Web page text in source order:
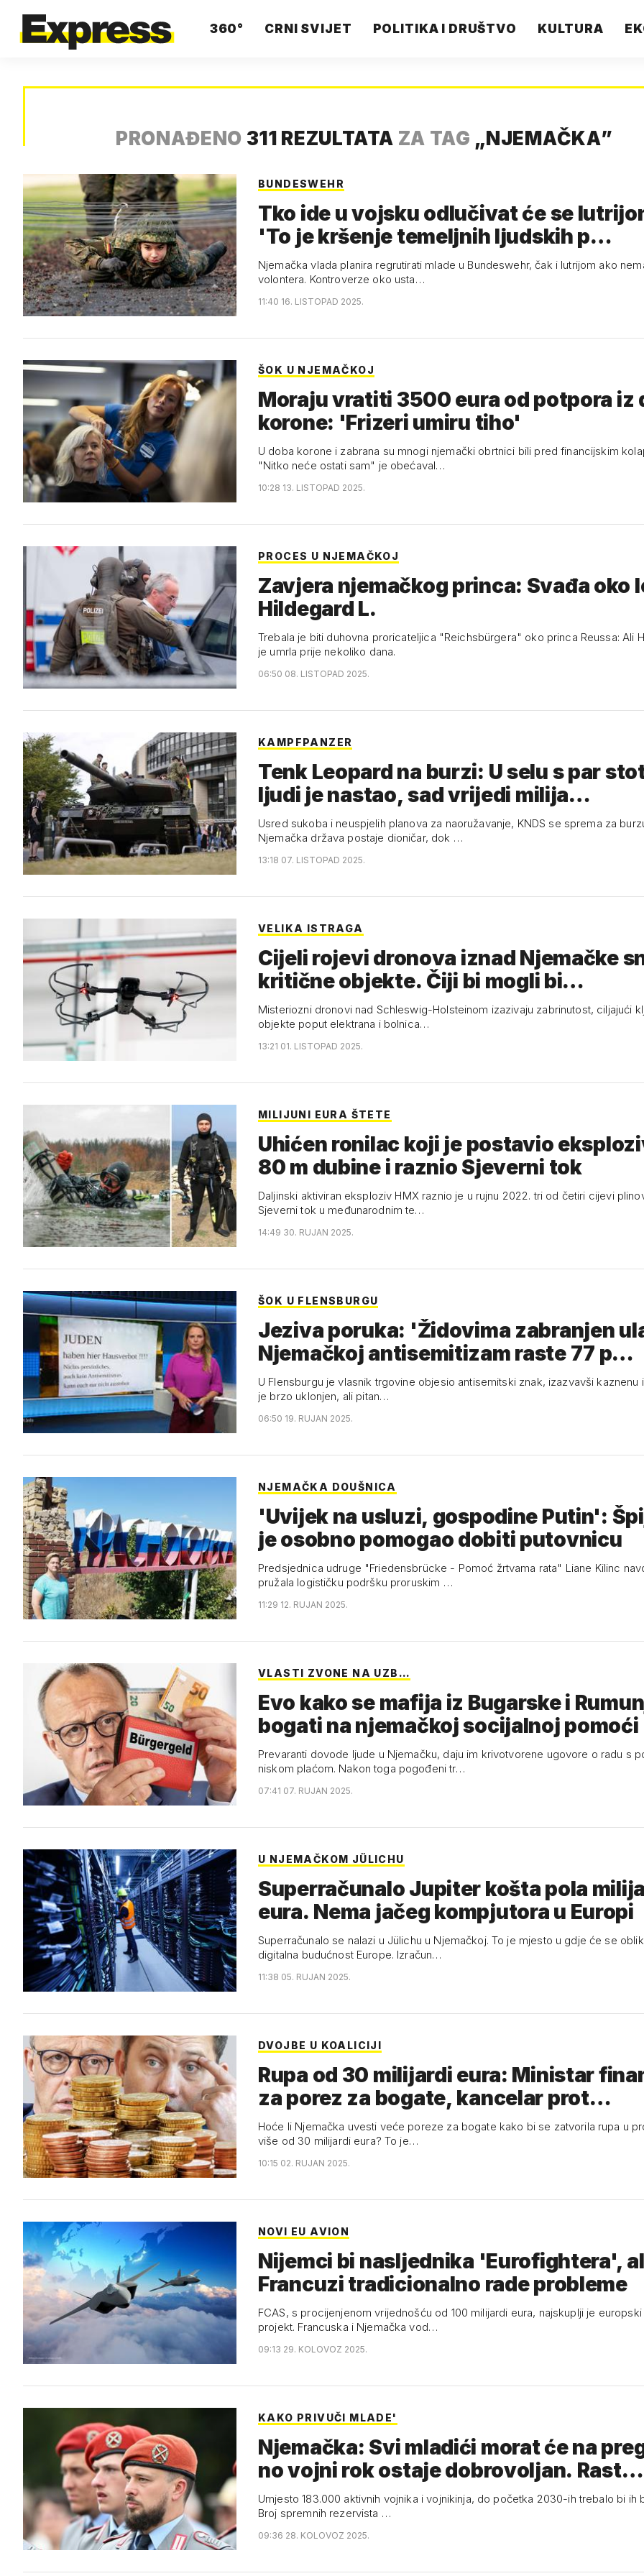
360° CRNI SVIJET POLITIKA I DRUŠTVO KULTURA
PRONAĐENO 311 REZULTATA ZA TAG „NJEMAČKA”
BUNDESWEHR
Tko ide u vojsku odlučivat će se
'To je kršenje temeljnih ljudskih p…
Njemačka vlada planira regrutirati mlade u Bundeswehr, čak i lutrijom ako
volontera. Kontroverze oko usta…
11:40 16. LISTOPAD 2025.
ŠOK U NJEMAČKOJ
Moraju vratiti 3500 eura od potpora iz
korone: 'Frizeri umiru tiho'
U doba korone i zabrana su mnogi njemački obrtnici bili pred financijskim
"Nitko neće ostati sam" je obećaval…
10:28 13. LISTOPAD 2025.
PROCES U NJEMAČKOJ
Zavjera njemačkog princa: Svađa oko
Hildegard L.
Trebala je biti duhovna proricateljica "Reichsbürgera" oko princa Reussa: Ali
je umrla prije nekoliko dana.
06:50 08. LISTOPAD 2025.
KAMPFPANZER
Tenk Leopard na burzi: U selu s par
ljudi je nastao, sad vrijedi milija…
Usred sukoba i neuspjelih planova za naoružavanje, KNDS se sprema za
Njemačka država postaje dioničar, dok …
13:18 07. LISTOPAD 2025.
VELIKA ISTRAGA
Cijeli rojevi dronova iznad Njemačke
kritične objekte. Čiji bi mogli bi…
Misteriozni dronovi nad Schleswig-Holsteinom izazivaju zabrinutost, ciljajući
objekte poput elektrana i bolnica…
13:21 01. LISTOPAD 2025.
MILIJUNI EURA ŠTETE
Uhićen ronilac koji je postavio
80 m dubine i raznio Sjeverni tok
Daljinski aktiviran eksploziv HMX raznio je u rujnu 2022. tri od četiri cijevi
Sjeverni tok u međunarodnim te…
14:49 30. RUJAN 2025.
ŠOK U FLENSBURGU
Jeziva poruka: 'Židovima zabranjen
Njemačkoj antisemitizam raste 77 p…
U Flensburgu je vlasnik trgovine objesio antisemitski znak, izazvavši kaznenu
je brzo uklonjen, ali pitan…
06:50 19. RUJAN 2025.
NJEMAČKA DOUŠNICA
'Uvijek na usluzi, gospodine Putin':
je osobno pomogao dobiti putovnicu
Predsjednica udruge "Friedensbrücke - Pomoć žrtvama rata" Liane Kilinc
pružala logističku podršku proruskim …
11:29 12. RUJAN 2025.
VLASTI ZVONE NA UZB…
Evo kako se mafija iz Bugarske i
bogati na njemačkoj socijalnoj pomoći
Prevaranti dovode ljude u Njemačku, daju im krivotvorene ugovore o radu s
niskom plaćom. Nakon toga pogođeni tr…
07:41 07. RUJAN 2025.
U NJEMAČKOM JÜLICHU
Superračunalo Jupiter košta pola
eura. Nema jačeg kompjutora u Europi
Superračunalo se nalazi u Jülichu u Njemačkoj. To je mjesto u gdje će se
digitalna budućnost Europe. Izračun…
11:38 05. RUJAN 2025.
DVOJBE U KOALICIJI
Rupa od 30 milijardi eura: Ministar
za porez za bogate, kancelar prot…
Hoće li Njemačka uvesti veće poreze za bogate kako bi se zatvorila rupa u
više od 30 milijardi eura? To je…
10:15 02. RUJAN 2025.
NOVI EU AVION
Nijemci bi nasljednika 'Eurofightera',
Francuzi tradicionalno rade probleme
FCAS, s procijenjenom vrijednošću od 100 milijardi eura, najskuplji je
projekt. Francuska i Njemačka vod…
09:13 29. KOLOVOZ 2025.
KAKO PRIVUČI MLADE'
Njemačka: Svi mladići morat će na
no vojni rok ostaje dobrovoljan. Rast…
Umjesto 183.000 aktivnih vojnika i vojnikinja, do početka 2030-ih trebalo bi ih
Broj spremnih rezervista …
09:36 28. KOLOVOZ 2025.